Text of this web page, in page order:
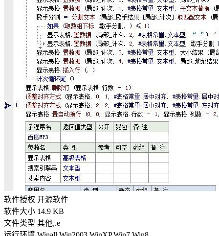
软件授权 开源软件
软件大小 14.9 KB
文件类型 其他,.e